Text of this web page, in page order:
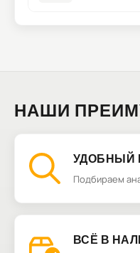
НАШИ
УДОБНЫЙ
Подбираем
ВСЁ В